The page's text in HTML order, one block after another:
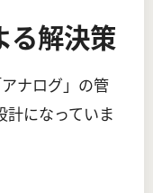
る解決策
ナログ」の管
になっていま